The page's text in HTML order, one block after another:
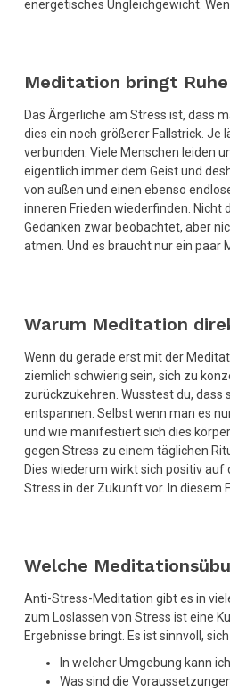
energetisches Ungleichgewicht.
Meditation bringt
Das Ärgerliche am Stress ist, dass
dies ein noch größerer Fallstrick. Je
verbunden. Viele Menschen leiden
eigentlich immer dem Geist und
von außen und einen ebenso
inneren Frieden wiederfinden. Nicht
Gedanken zwar beobachtet, aber
atmen. Und es braucht nur ein paar
Warum Meditation
Wenn du gerade erst mit der
ziemlich schwierig sein, sich zu
zurückzukehren. Wusstest du, dass
entspannen. Selbst wenn man es
und wie manifestiert sich dies
gegen Stress zu einem täglichen
Dies wiederum wirkt sich positiv
Stress in der Zukunft vor. In diesem
Welche
Anti-Stress-Meditation gibt es in
zum Loslassen von Stress ist eine
Ergebnisse bringt. Es ist sinnvoll,
In welcher Umgebung kann
Was sind die